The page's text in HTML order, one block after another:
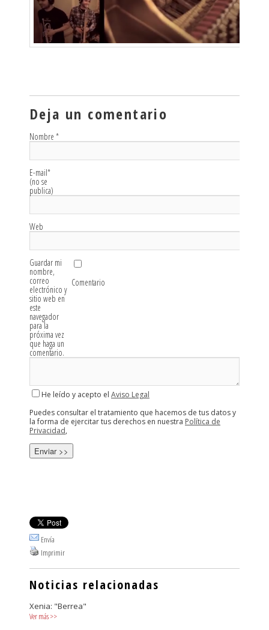
Deja un comentario
Nombre *
E-mail*
(no se
publica)
Web
Guardar mi
nombre,
correo
electrónico y
sitio web en
este
navegador
para la
próxima vez
que haga un
comentario.
Comentario
He leído y acepto el Aviso Legal
Puedes consultar el tratamiento que hacemos de tus datos y
la forma de ejercitar tus derechos en nuestra Política de
Privacidad,
Envía
Imprimir
Noticias relacionadas
Xenia: "Berrea"
Ver más>>